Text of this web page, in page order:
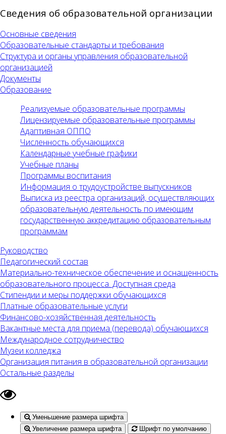
Сведения об образовательной организации
Основные сведения
Образовательные стандарты и требования
Структура и органы управления образовательной
организацией
Документы
Образование
Реализуемые образовательные программы
Лицензируемые образовательные программы
Адаптивная ОППО
Численность обучающихся
Календарные учебные графики
Учебные планы
Программы воспитания
Информация о трудоустройстве выпускников
Выписка из реестра организаций, осуществляющих
образовательную деятельность по имеющим
государственную аккредитацию образовательным
программам
Руководство
Педагогический состав
Материально-техническое обеспечение и оснащенность
образовательного процесса. Доступная среда
Стипендии и меры поддержки обучающихся
Платные образовательные услуги
Финансово-хозяйственная деятельность
Вакантные места для приема (перевода) обучающихся
Международное сотрудничество
Музеи колледжа
Организация питания в образовательной организации
Остальные разделы
Уменьшение размера шрифта
Увеличение размера шрифта
Шрифт по умолчанию